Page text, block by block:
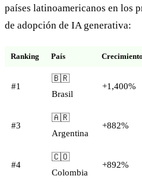
países latinoamericanos en los
de adopción de IA generativa:
Ranking País
#1
🇧🇷
Brasil
+1,400%
#3
🇦🇷
Argentina
+882%
#4
🇨🇴
Colombia
+892%